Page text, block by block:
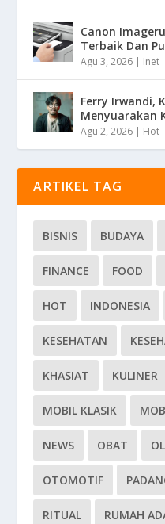
Canon
Terbaik Dan
Agu 3, 2026 | Inet
Ferry Irwandi,
Menyuarakan
Agu 2, 2026 | Hot
ARTIKEL TAG
BISNIS BUDAYA
FINANCE FOOD
HOT INDONESIA
KESEHATAN
KHASIAT KULINER
MOBIL KLASIK
NEWS OBAT
OTOMOTIF
RITUAL RUMAH